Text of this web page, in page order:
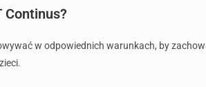
Continus?
w odpowiednich warunkach, by